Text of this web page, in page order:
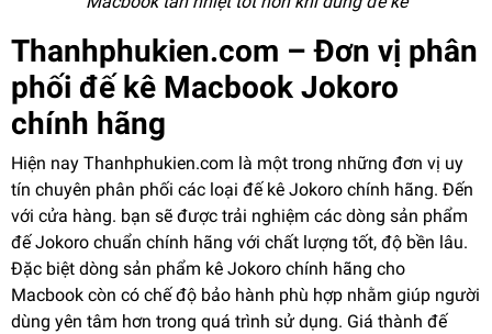
Thanhphukien.com – Đơn vị phân
phối đế kê Macbook Jokoro
chính hãng
Hiện nay Thanhphukien.com là một trong những đơn vị uy
tín chuyên phân phối các loại đế kê Jokoro chính hãng. Đến
với cửa hàng. bạn sẽ được trải nghiệm các dòng sản phẩm
đế Jokoro chuẩn chính hãng với chất lượng tốt, độ bền lâu.
Đặc biệt dòng sản phẩm kê Jokoro chính hãng cho
Macbook còn có chế độ bảo hành phù hợp nhằm giúp người
dùng yên tâm hơn trong quá trình sử dụng. Giá thành đế